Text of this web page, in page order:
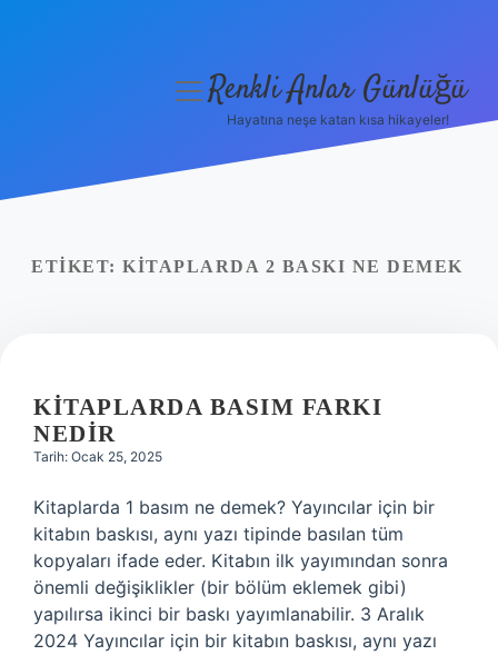
Yasal Uyarı
menüyüRenkli Anlar Günlüğü
Hayatına neşe katan kısa hikayeler!
ETIKET: KITAPLARDA 2 BASKI NE DEMEK
KITAPLARDA BASIM FARKI
NEDIR
Tarih: Ocak 25, 2025
Kitaplarda 1 basım ne demek? Yayıncılar için bir
kitabın baskısı, aynı yazı tipinde basılan tüm
kopyaları ifade eder. Kitabın ilk yayımından sonra
önemli değişiklikler (bir bölüm eklemek gibi)
yapılırsa ikinci bir baskı yayımlanabilir. 3 Aralık
2024 Yayıncılar için bir kitabın baskısı, aynı yazı